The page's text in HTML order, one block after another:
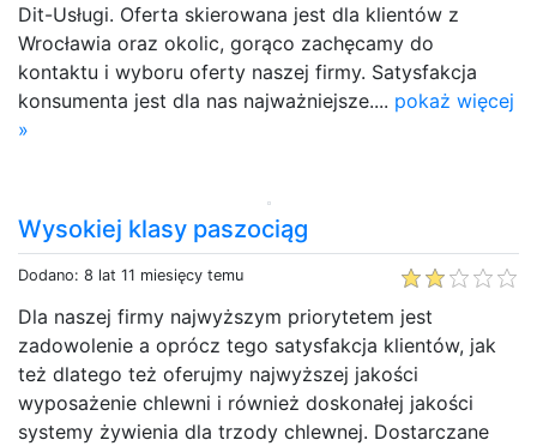
Dit-Usługi. Oferta skierowana jest dla klientów z
Wrocławia oraz okolic, gorąco zachęcamy do
kontaktu i wyboru oferty naszej firmy. Satysfakcja
konsumenta jest dla nas najważniejsze.... pokaż więcej
»
Wysokiej klasy paszociąg
Dodano: 8 lat 11 miesięcy temu
Dla naszej firmy najwyższym priorytetem jest
zadowolenie a oprócz tego satysfakcja klientów, jak
też dlatego też oferujmy najwyższej jakości
wyposażenie chlewni i również doskonałej jakości
systemy żywienia dla trzody chlewnej. Dostarczane